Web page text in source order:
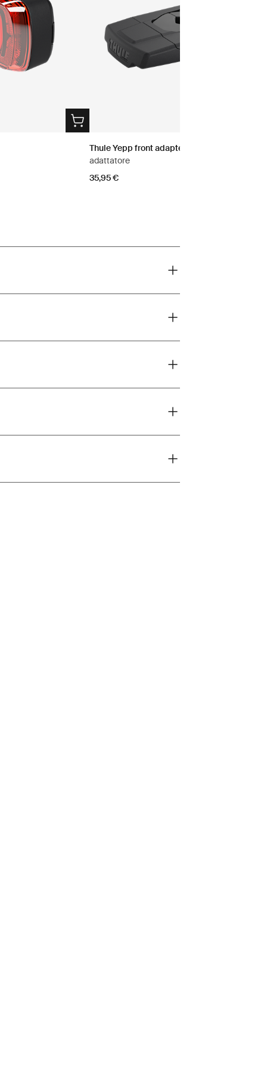
Thule Yepp front adapter
adattatore
35,95 €